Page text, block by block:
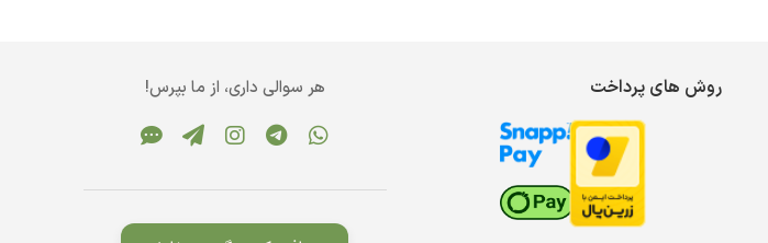
روش های پرداخت هر سوالی داری، از ما بپرس!